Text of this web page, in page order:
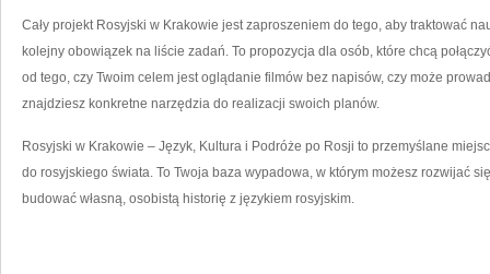
Cały projekt Rosyjski w Krakowie jest zaproszeniem do tego, aby traktować
kolejny obowiązek na liście zadań. To propozycja dla osób, które chcą
od tego, czy Twoim celem jest oglądanie filmów bez napisów, czy może
znajdziesz konkretne narzędzia do realizacji swoich planów.
Rosyjski w Krakowie – Język, Kultura i Podróże po Rosji to przemyślane
do rosyjskiego świata. To Twoja baza wypadowa, w którym możesz rozwijać
budować własną, osobistą historię z językiem rosyjskim.